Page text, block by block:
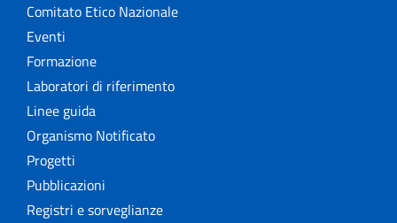
Comitato Etico Nazionale
Eventi
Formazione
Laboratori di riferimento
Linee guida
Organismo Notificato
Progetti
Pubblicazioni
Registri e sorveglianze